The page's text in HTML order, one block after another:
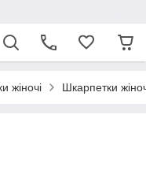
жіночі Шкарпетки